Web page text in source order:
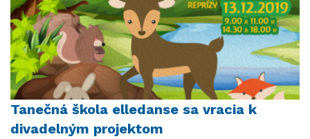
Tanečná škola elledanse sa vracia k
divadelným projektom